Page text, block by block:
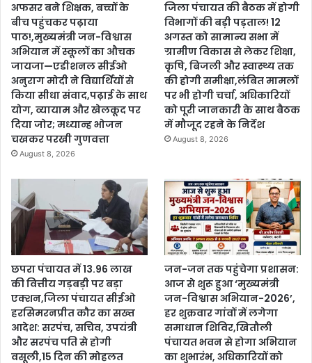
अफसर बने शिक्षक, बच्चों के
बीच पहुंचकर पढ़ाया
पाठ!,मुख्यमंत्री जन-विश्वास
अभियान में स्कूलों का औचक
जायजा—एडीशनल सीईओ
अनुराग मोदी ने विद्यार्थियों से
किया सीधा संवाद,पढ़ाई के साथ
योग, व्यायाम और खेलकूद पर
दिया जोर; मध्यान्ह भोजन
चखकर परखी गुणवत्ता
August 8, 2026
जिला पंचायत की बैठक में होगी
विभागों की बड़ी पड़ताल! 12
अगस्त को सामान्य सभा में
ग्रामीण विकास से लेकर शिक्षा,
कृषि, बिजली और स्वास्थ्य तक
की होगी समीक्षा,लंबित मामलों
पर भी होगी चर्चा, अधिकारियों
को पूरी जानकारी के साथ बैठक
में मौजूद रहने के निर्देश
August 8, 2026
छपरा पंचायत में 13.96 लाख
की वित्तीय गड़बड़ी पर बड़ा
एक्शन,जिला पंचायत सीईओ
हरसिमरनप्रीत कौर का सख्त
आदेश: सरपंच, सचिव, उपयंत्री
और सरपंच पति से होगी
वसूली,15 दिन की मोहलत
जन-जन तक पहुंचेगा प्रशासन:
आज से शुरू हुआ ‘मुख्यमंत्री
जन-विश्वास अभियान-2026’,
हर शुक्रवार गांवों में लगेगा
समाधान शिविर,खितौली
पंचायत भवन से होगा अभियान
का शुभारंभ, अधिकारियों को